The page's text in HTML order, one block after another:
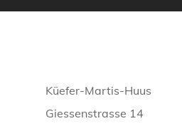
Küefer-Martis-Huus
Giessenstrasse 14